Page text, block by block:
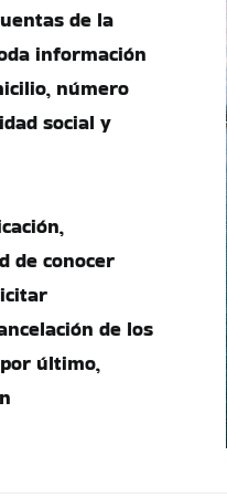
de la
información
número
social y
de conocer
de los
último,